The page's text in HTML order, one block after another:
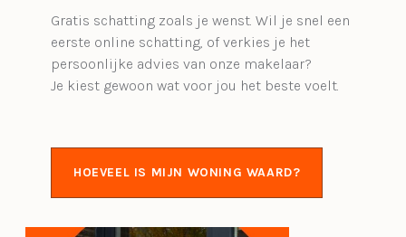
Gratis schatting zoals je wenst. Wil je snel een
eerste online schatting, of verkies je het
persoonlijke advies van onze makelaar?
Je kiest gewoon wat voor jou het beste voelt.
HOEVEEL IS MIJN WONING WAARD?